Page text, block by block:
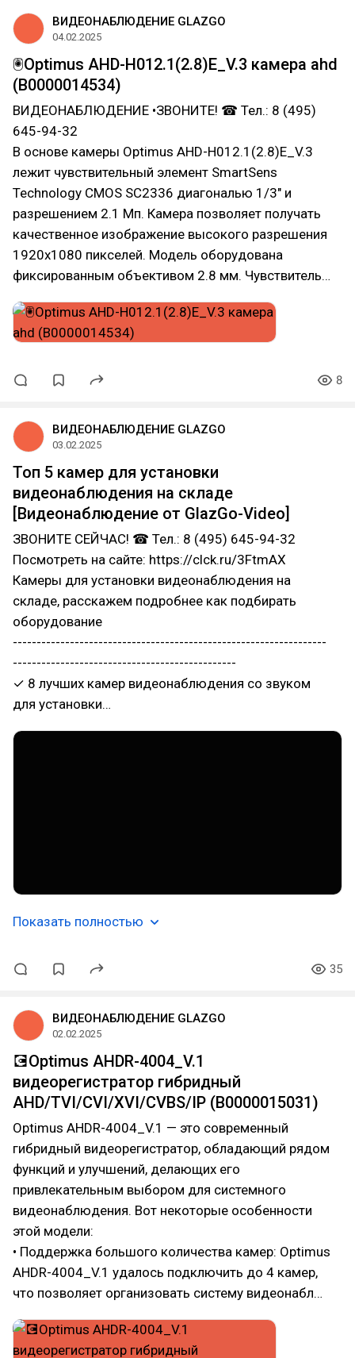
ВИДЕОНАБЛЮДЕНИЕ GLAZGO
04.02.2025
🖲️Optimus AHD-H012.1(2.8)E_V.3 камера ahd
(В0000014534)
ВИДЕОНАБЛЮДЕНИЕ •ЗВОНИТЕ! ☎ Тел.: 8 (495)
645-94-32
В основе камеры Optimus AHD-H012.1(2.8)E_V.3
лежит чувствительный элемент SmartSens
Technology CMOS SC2336 диагональю 1/3" и
разрешением 2.1 Мп. Камера позволяет получать
качественное изображение высокого разрешения
1920х1080 пикселей. Модель оборудована
фиксированным объективом 2.8 мм. Чувствитель…
8
ВИДЕОНАБЛЮДЕНИЕ GLAZGO
03.02.2025
Топ 5 камер для установки
видеонаблюдения на складе
[Видеонаблюдение от GlazGo-Video]
ЗВОНИТЕ СЕЙЧАС! ☎ Тел.: 8 (495) 645-94-32
Посмотреть на сайте: https://clck.ru/3FtmAX
Камеры для установки видеонаблюдения на
складе, расскажем подробнее как подбирать
оборудование
------------------------------------------------------------------
-----------------------------------------------
✓ 8 лучших камер видеонаблюдения со звуком
для установки…
Показать полностью
35
ВИДЕОНАБЛЮДЕНИЕ GLAZGO
02.02.2025
💽Optimus AHDR-4004_V.1
видеорегистратор гибридный
AHD/TVI/CVI/XVI/CVBS/IP (В0000015031)
Optimus AHDR-4004_V.1 — это современный
гибридный видеорегистратор, обладающий рядом
функций и улучшений, делающих его
привлекательным выбором для системного
видеонаблюдения. Вот некоторые особенности
этой модели:
• Поддержка большого количества камер: Optimus
AHDR-4004_V.1 удалось подключить до 4 камер,
что позволяет организовать систему видеонабл…